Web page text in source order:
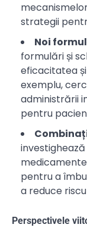
strategii
Noi
formulări și
eficacitatea
exemplu,
administrării
pentru
pentru a
a reduce
Perspectivele